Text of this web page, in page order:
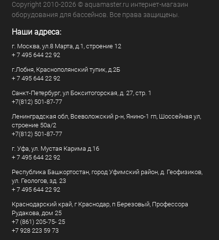
Copyright 2010-2026 © aquamaster.ru интернет-магазин
оборудования для бассейнов. Все права защищены.
Наши адреса:
г. Москва, ул.8 Марта, д.1, строение 12
+ 7 495 644 22 92
г.Лобня, Краснополянский тупик, д.2Б
+ 7 495 644 22 92
Санкт-Петербург, ул Бокситогорская, д. 27, стр. 1
+7(812) 501-87-77
Ленинградская обл, Всеволожский р-н, Янино-1 гп, Шоссейная ул,
строение 50а/2
+7(812) 501-87-77
г. Уфа, ул. Мустая Карима д.16
+ 7 495 644 22 92
Республика Башкортостан, город Уфимский район, д. Геофизиков,
ул. Геологов, зд. 23
+ 7 495 644 22 92
Краснодарский край, г Краснодар, п Березовый, Профессора
Рудакова, дом 25
+7 (861) 205-75- 25
+7 928 223 59 73